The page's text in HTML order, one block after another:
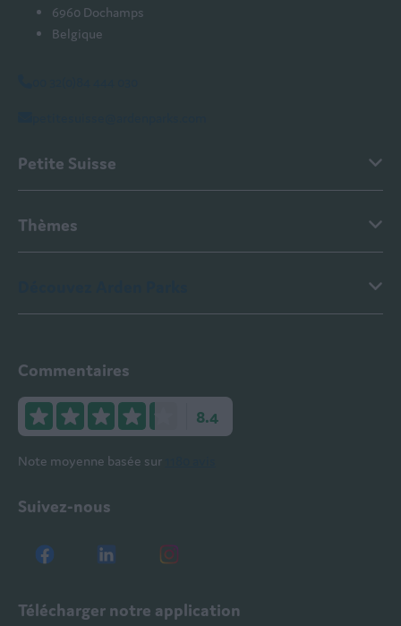
6960 Dochamps
Belgique
Petite Suisse
Thèmes
Commentaires
8.4
Note moyenne basée sur
Suivez-nous
Télécharger notre application